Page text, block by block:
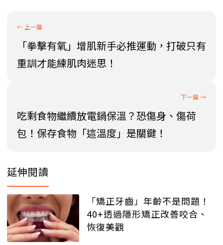
「拳擊有氧」增肌新手必推運動，打破只有
重訓才能練肌肉迷思！
吃剩食物繼續放電鍋保溫？恐傷身、傷荷
包！保存食物「這溫度」是關鍵！
延伸閱讀
「矯正牙齒」年齡不是問題！
40+透過隱形矯正改善咬合、
恢復美觀